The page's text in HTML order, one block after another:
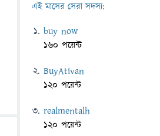
এই মাসের সেরা সদস্য:
buy now
160 পয়েন্ট
BuyAtivan
120 পয়েন্ট
realmentalh
120 পয়েন্ট